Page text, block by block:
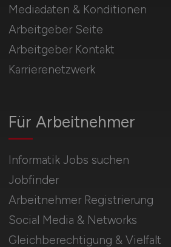
Für Arbeitnehmer
Informatik Jobs suchen
Jobfinder
Arbeitnehmer Registrierung
Social Media & Networks
Gleichberechtigung & Vielfalt
Mediadaten & Konditionen
Arbeitgeber Seite
Arbeitgeber Kontakt
Karrierenetzwerk